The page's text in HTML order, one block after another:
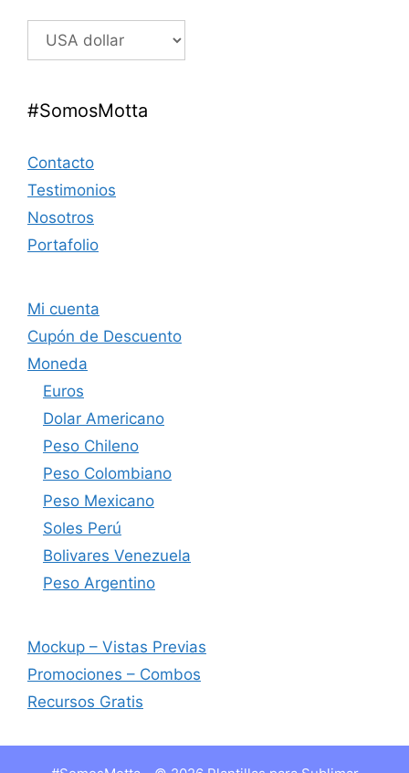
#SomosMotta
Contacto
Testimonios
Nosotros
Portafolio
Mi cuenta
Cupón de Descuento
Moneda
Euros
Dolar Americano
Peso Chileno
Peso Colombiano
Peso Mexicano
Soles Perú
Bolivares Venezuela
Peso Argentino
Mockup – Vistas Previas
Promociones – Combos
Recursos Gratis